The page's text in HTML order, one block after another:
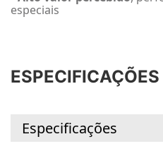
especiais
ESPECIFICAÇÕES
Especificações